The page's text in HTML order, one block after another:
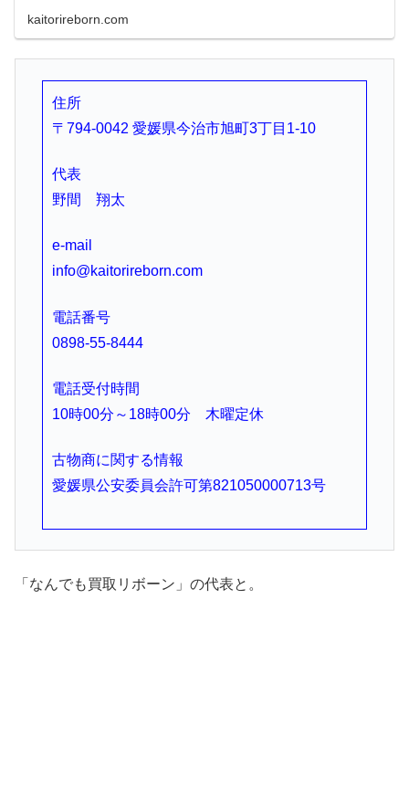
kaitorireborn.com
住所
〒794-0042 愛媛県今治市旭町3丁目1-10
代表
野間 翔太
e-mail
info@kaitorireborn.com
電話番号
0898-55-8444
電話受付時間
10時00分～18時00分 木曜定休
古物商に関する情報
愛媛県公安委員会許可第821050000713号
「なんでも買取リボーン」の代表と。